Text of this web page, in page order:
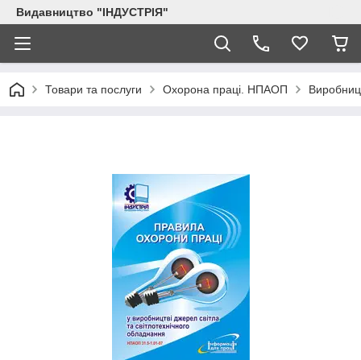
Видавництво "ІНДУСТРІЯ"
Товари та послуги Охорона праці. НПАОП